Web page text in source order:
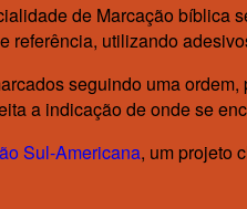
de Marcação
referência, utilizando
seguindo uma
a indicação de onde se
Sul-Americana, um projeto